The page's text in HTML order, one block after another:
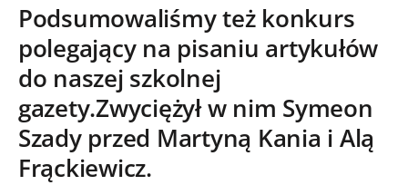
Podsumowaliśmy też konkurs
polegający na pisaniu artykułów
do naszej szkolnej
gazety.Zwyciężył w nim Symeon
Szady przed Martyną Kania i Alą
Frąckiewicz.